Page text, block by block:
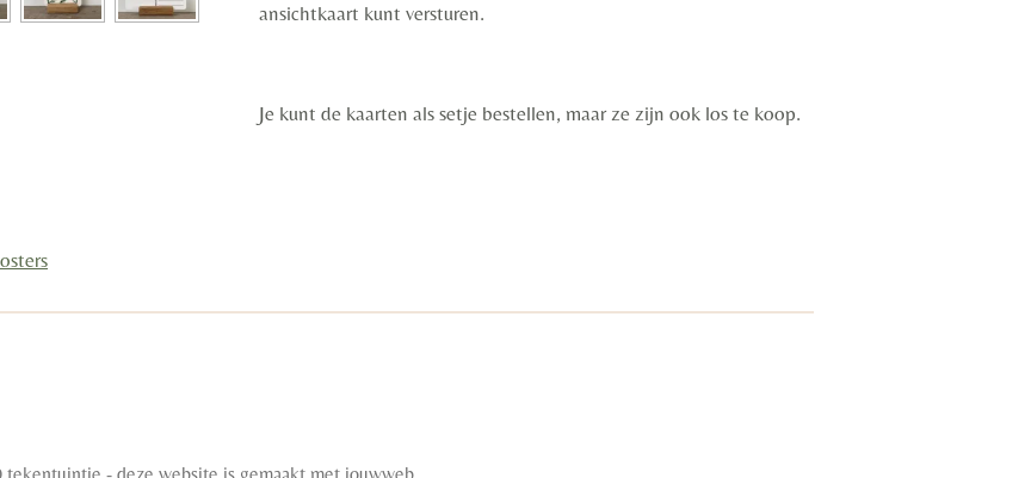
ansichtkaart kunt versturen.
Je kunt de kaarten als setje bestellen, maar ze zijn ook los te koop.